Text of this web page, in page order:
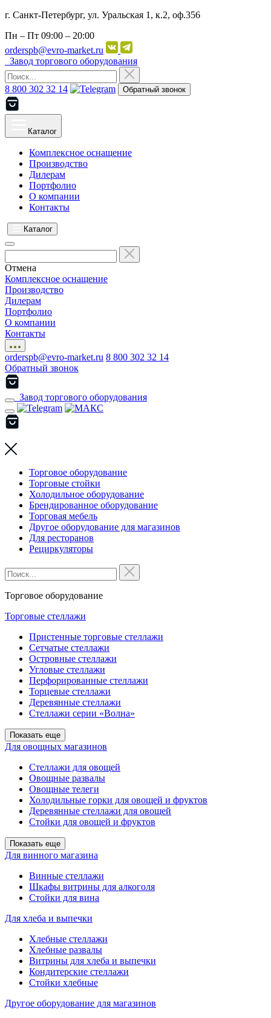
г. Санкт-Петербург, ул. Уральская 1, к.2, оф.356
Пн – Пт 09:00 – 20:00
orderspb@evro-market.ru
Завод торгового оборудования
8 800 302 32 14 Обратный звонок
Каталог
Комплексное оснащение
Производство
Дилерам
Портфолио
О компании
Контакты
Каталог
Отмена
Комплексное оснащение
Производство
Дилерам
Портфолио
О компании
Контакты
orderspb@evro-market.ru 8 800 302 32 14
Обратный звонок
Завод торгового оборудования
Торговое оборудование
Торговые стойки
Холодильное оборудование
Брендированное оборудование
Торговая мебель
Другое оборудование для магазинов
Для ресторанов
Рециркуляторы
Торговое оборудование
Торговые стеллажи
Пристенные торговые стеллажи
Сетчатые стеллажи
Островные стеллажи
Угловые стеллажи
Перфорированные стеллажи
Торцевые стеллажи
Деревянные стеллажи
Стеллажи серии «Волна»
Показать еще
Для овощных магазинов
Стеллажи для овощей
Овощные развалы
Овощные телеги
Холодильные горки для овощей и фруктов
Деревянные стеллажи для овощей
Стойки для овощей и фруктов
Показать еще
Для винного магазина
Винные стеллажи
Шкафы витрины для алкоголя
Стойки для вина
Для хлеба и выпечки
Хлебные стеллажи
Хлебные развалы
Витрины для хлеба и выпечки
Кондитерские стеллажи
Стойки хлебные
Другое оборудование для магазинов